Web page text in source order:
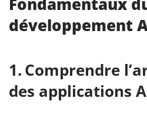
développement
Comprendre
des applications